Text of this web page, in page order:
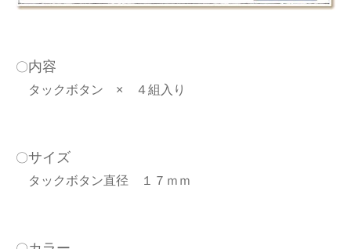
〇内容
タックボタン × ４組入り
〇サイズ
タックボタン直径 １７ｍｍ